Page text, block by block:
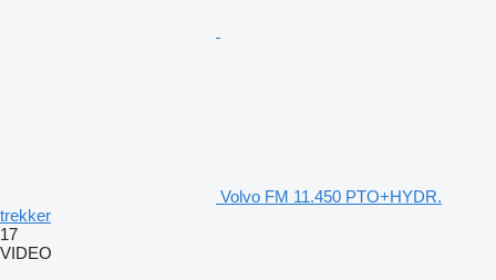
Volvo FM 11.450 PTO+HYDR.
trekker
17
VIDEO